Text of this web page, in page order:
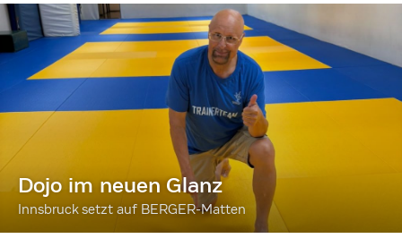
Dojo im neuen Glanz
Innsbruck setzt auf BERGER-Matten